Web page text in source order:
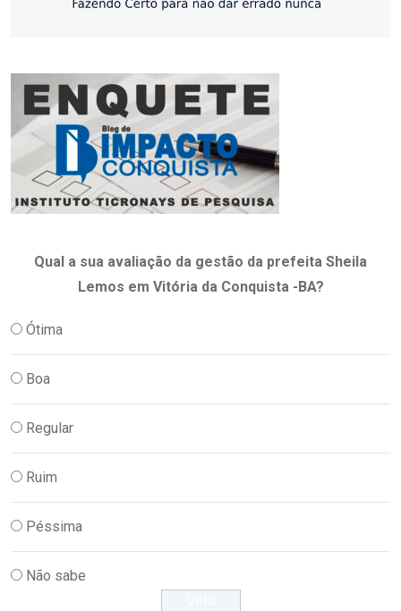
Qual a sua avaliação da gestão da prefeita Sheila
Lemos em Vitória da Conquista -BA?
Ótima
Boa
Regular
Ruim
Péssima
Não sabe